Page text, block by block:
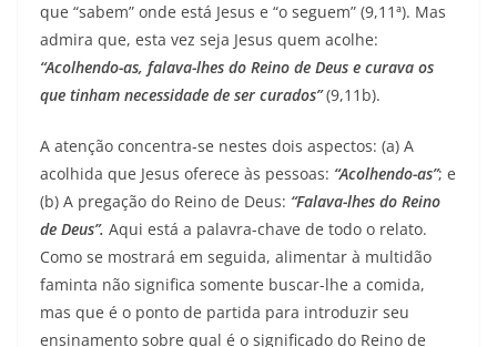
que “sabem” onde está Jesus e “o seguem” (9,11ª). Mas
admira que, esta vez seja Jesus quem acolhe:
“Acolhendo-as, falava-lhes do Reino de Deus e curava os
que tinham necessidade de ser curados”(9,11b).
A atenção concentra-se nestes dois aspectos: (a) A
acolhida que Jesus oferece às pessoas: “Acolhendo-as”; e
(b) A pregação do Reino de Deus: “Falava-lhes do Reino
de Deus”. Aqui está a palavra-chave de todo o relato.
Como se mostrará em seguida, alimentar à multidão
faminta não significa somente buscar-lhe a comida,
mas que é o ponto de partida para introduzir seu
ensinamento sobre qual é o significado do Reino de